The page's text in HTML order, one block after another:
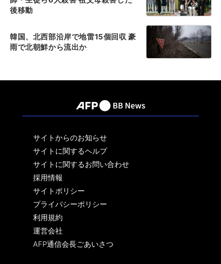
後移動
韓国、北西部沿岸で地雷15個回収 豪
雨で北朝鮮から流出か
サイトからのお知らせ
サイトに関するヘルプ
サイトに関するお問い合わせ
採用情報
サイトポリシー
プライバシーポリシー
利用規約
運営会社
AFP通信会長ごあいさつ